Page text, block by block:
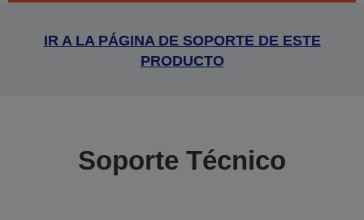
IR A LA PÁGINA DE SOPORTE DE ESTE
PRODUCTO
Soporte Técnico